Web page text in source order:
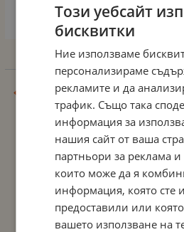
Какъв грунд
... 4 5 6 7 8
Този уебсайт
бисквитки
Ние използваме
персонализираме
рекламите и да
трафик. Също така
информация за
нашия сайт от ваша
партньори за реклама
които може да я
информация, която сте
предоставили или
вашето използване на